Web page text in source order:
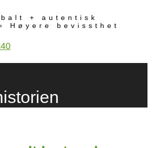
+ autentisk
Høyere bevissthet